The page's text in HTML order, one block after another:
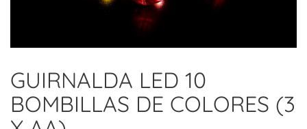
GUIRNALDA LED 10
BOMBILLAS DE COLORES (3